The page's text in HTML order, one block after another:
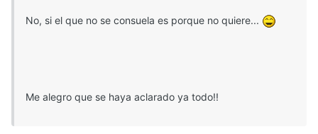
No, si el que no se consuela es porque no quiere...
Me alegro que se haya aclarado ya todo!!